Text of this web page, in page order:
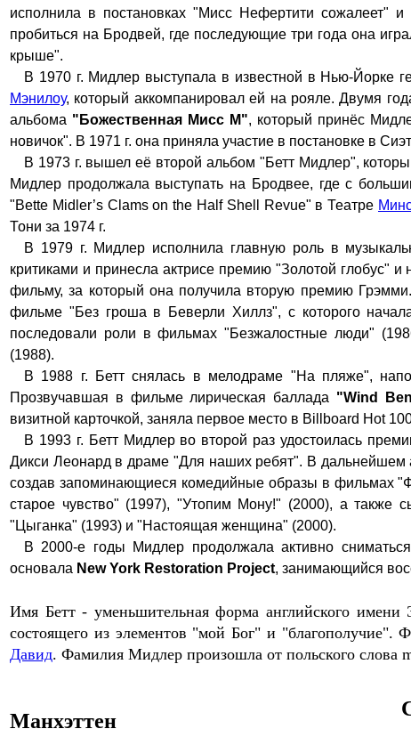
исполнила в постановках "Мисс Нефертити сожалеет"
пробиться на Бродвей, где последующие три года она
крыше".
В 1970 г. Мидлер выступала в известной в Нью-Йорке
Мэнилоу, который аккомпанировал ей на рояле. Двумя
альбома "Божественная Мисс М", который принёс
новичок". В 1971 г. она приняла участие в постановке в
В 1973 г. вышел её второй альбом "Бетт Мидлер",
Мидлер продолжала выступать на Бродвее, где с
"Bette Midler’s Clams on the Half Shell Revue" в Театре
Тони за 1974 г.
В 1979 г. Мидлер исполнила главную роль в
критиками и принесла актрисе премию "Золотой глобус"
фильму, за который она получила вторую премию
фильме "Без гроша в Беверли Хиллз", с которого
последовали роли в фильмах "Безжалостные люди"
(1988).
В 1988 г. Бетт снялась в мелодраме "На пляже",
Прозвучавшая в фильме лирическая баллада "Wind
визитной карточкой, заняла первое место в Billboard Hot
В 1993 г. Бетт Мидлер во второй раз удостоилась
Дикси Леонард в драме "Для наших ребят". В дальнейшем
создав запоминающиеся комедийные образы в фильмах
старое чувство" (1997), "Утопим Мону!" (2000), а также
"Цыганка" (1993) и "Настоящая женщина" (2000).
В 2000-е годы Мидлер продолжала активно
основала New York Restoration Project, занимающийся
Имя Бетт - уменьшительная форма английского имени
состоящего из элементов "мой Бог" и "благополучие".
Давид. Фамилия Мидлер произошла от польского слова
Манхэттен